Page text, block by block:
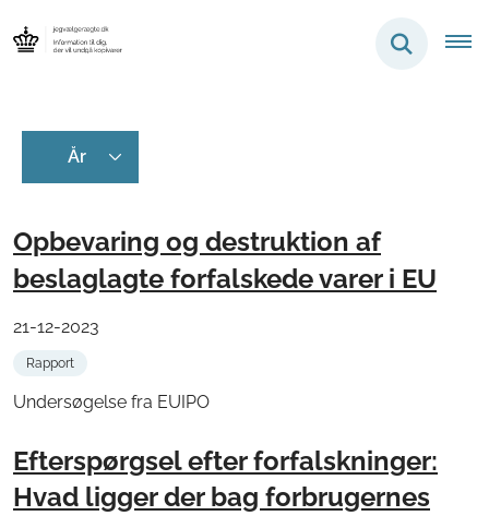
Opbevaring og destruktion af
beslaglagte forfalskede varer i EU
21-12-2023
Rapport
Undersøgelse fra EUIPO
Efterspørgsel efter forfalskninger:
Hvad ligger der bag forbrugernes